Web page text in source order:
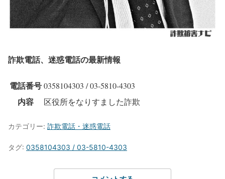
詐欺電話、迷惑電話の最新情報
電話番号0358104303 / 03-5810-4303
内容 区役所をなりすました詐欺
カテゴリー: 詐欺電話・迷惑電話
タグ: 0358104303 / 03-5810-4303